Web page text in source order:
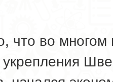
что во